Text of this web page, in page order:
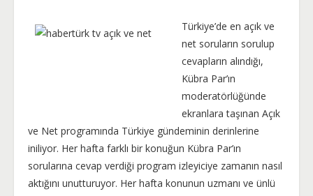
Türkiye’de en açık ve
net soruların sorulup
cevapların alındığı,
Kübra Par’ın
moderatörlüğünde
ekranlara taşınan Açık
ve Net programında Türkiye gündeminin derinlerine
iniliyor. Her hafta farklı bir konuğun Kübra Par’ın
sorularına cevap verdiği program izleyiciye zamanın nasıl
aktığını unutturuyor. Her hafta konunun uzmanı ve ünlü